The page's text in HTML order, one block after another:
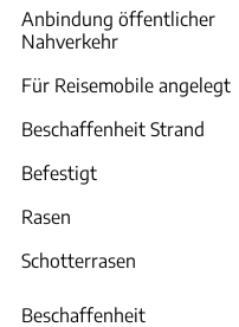
Anbindung öffentlicher
Nahverkehr
Für Reisemobile angelegt
Beschaffenheit Strand
Befestigt
Rasen
Schotterrasen
Beschaffenheit